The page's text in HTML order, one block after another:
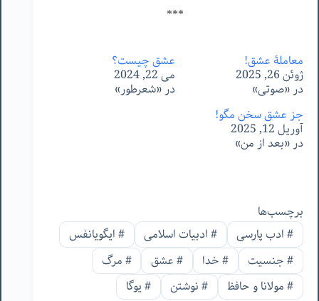
***
معاملۀ عشق!
ژوئن 26, 2025
در «صوتی»
عشق چیست؟
می 22, 2024
در «شعرطور»
جز عشق سخن مگو!
آوریل 12, 2025
در «بعد از من»
برچسب‌ها
#ادب پارسی #ادبیات اسلامی #ایگویانفس
#جنسیت #خدا #عشق #مرگ
#مولانا و حافظ #نوشتن #یوگا